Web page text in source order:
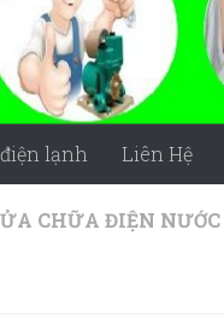
lạnh Liên Hệ
CHỮA ĐIỆN NƯỚC